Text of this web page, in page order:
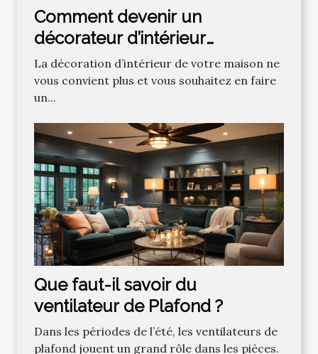
Comment devenir un
décorateur d’intérieur
professionnel ?
La décoration d’intérieur de votre maison ne
vous convient plus et vous souhaitez en faire
un...
Que faut-il savoir du
ventilateur de Plafond ?
Dans les périodes de l’été, les ventilateurs de
plafond jouent un grand rôle dans les pièces.